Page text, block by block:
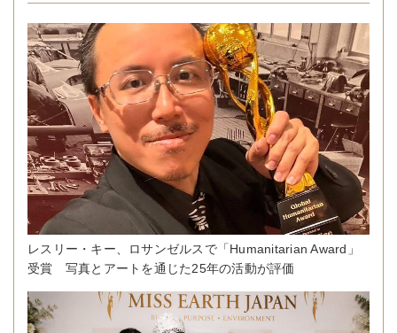
レスリー・キー、ロサンゼルスで「Humanitarian Award」
受賞 写真とアートを通じた25年の活動が評価